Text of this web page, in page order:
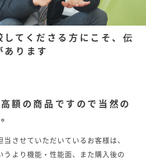
してくださる方にこそ、伝
あります
額の商品ですので当然の
させていただいているお客様は、
うより機能・性能面、また購入後の